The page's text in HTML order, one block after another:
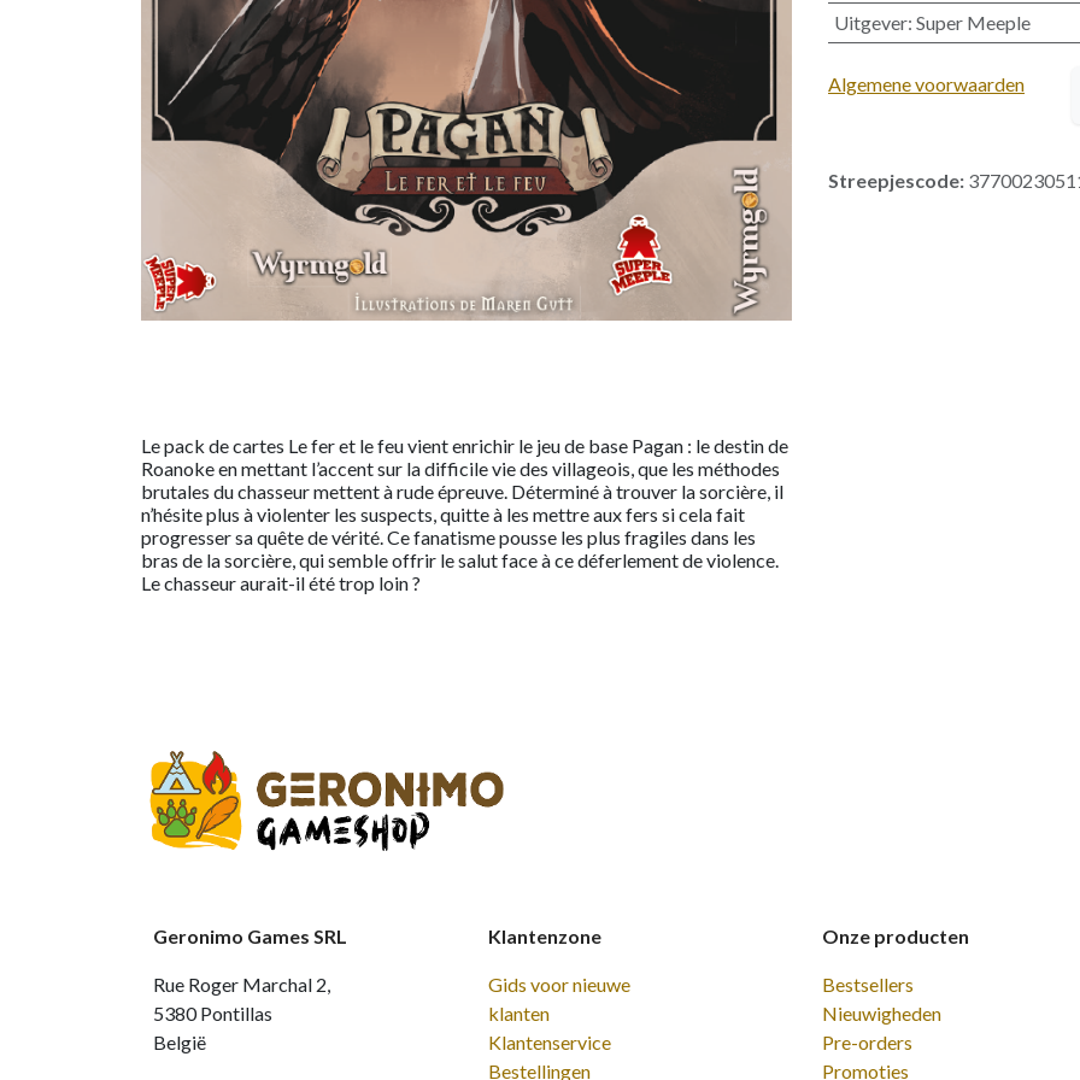
Uitgever: Super Meeple
Algemene voorwaarden
Streepjescode:
Le pack de cartes Le fer et le feu vient enrichir le jeu de base Pagan : le destin de
Roanoke en mettant l’accent sur la difficile vie des villageois, que les méthodes
brutales du chasseur mettent à rude épreuve. Déterminé à trouver la sorcière, il
n’hésite plus à violenter les suspects, quitte à les mettre aux fers si cela fait
progresser sa quête de vérité. Ce fanatisme pousse les plus fragiles dans les
bras de la sorcière, qui semble offrir le salut face à ce déferlement de violence.
Le chasseur aurait-il été trop loin ?
Klantenzone
Gids voor nieuwe
klanten
Klantenservice
Bestellingen
Onze producten
Bestsellers
Nieuwigheden
Pre-orders
Promoties
Geronimo Games SRL
Rue Roger Marchal 2,
5380 Pontillas
België